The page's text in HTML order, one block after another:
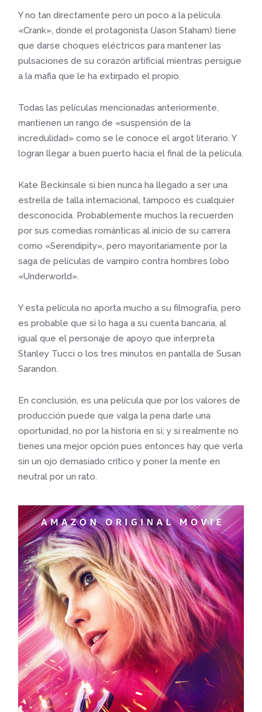
Y no tan directamente pero un poco a la película
«Crank», donde el protagonista (Jason Staham) tiene
que darse choques eléctricos para mantener las
pulsaciones de su corazón artificial mientras persigue
a la mafia que le ha extirpado el propio.
Todas las películas mencionadas anteriormente,
mantienen un rango de «suspensión de la
incredulidad» como se le conoce el argot literario. Y
logran llegar a buen puerto hacia el final de la película.
Kate Beckinsale si bien nunca ha llegado a ser una
estrella de talla internacional, tampoco es cualquier
desconocida. Probablemente muchos la recuerden
por sus comedias románticas al inicio de su carrera
como «Serendipity», pero mayoritariamente por la
saga de películas de vampiro contra hombres lobo
«Underworld».
Y esta película no aporta mucho a su filmografía, pero
es probable que si lo haga a su cuenta bancaria, al
igual que el personaje de apoyo que interpreta
Stanley Tucci o los tres minutos en pantalla de Susan
Sarandon.
En conclusión, es una película que por los valores de
producción puede que valga la pena darle una
oportunidad, no por la historia en si; y si realmente no
tienes una mejor opción pues entonces hay que verla
sin un ojo demasiado crítico y poner la mente en
neutral por un rato.